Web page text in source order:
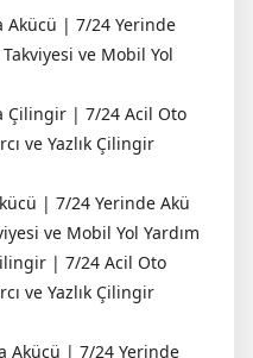
Akücü | 7/24 Yerinde
ve Mobil Yol
Çilingir | 7/24 Acil Oto
ve Yazlık Çilingir
| 7/24 Yerinde Akü
ve Mobil Yol Yardım
| 7/24 Acil Oto
ve Yazlık Çilingir
Akücü | 7/24 Yerinde